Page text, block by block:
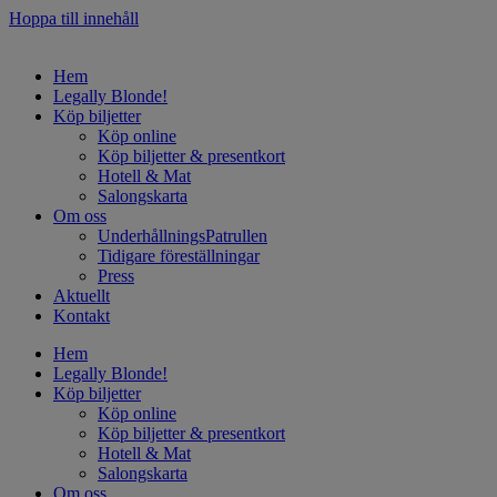
Hoppa till innehåll
Hem
Legally Blonde!
Köp biljetter
Köp online
Köp biljetter & presentkort
Hotell & Mat
Salongskarta
Om oss
UnderhållningsPatrullen
Tidigare föreställningar
Press
Aktuellt
Kontakt
Hem
Legally Blonde!
Köp biljetter
Köp online
Köp biljetter & presentkort
Hotell & Mat
Salongskarta
Om oss